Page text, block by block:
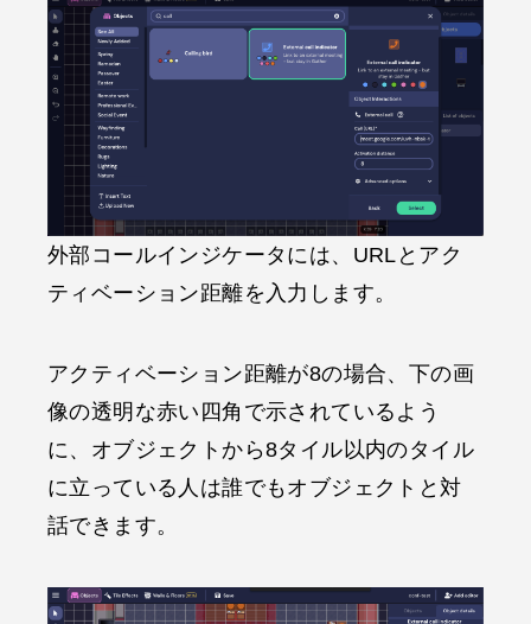
外部コールインジケータには、URLとアク
ティベーション距離を入力します。
アクティベーション距離が8の場合、下の画
像の透明な赤い四角で示されているよう
に、オブジェクトから8タイル以内のタイル
に立っている人は誰でもオブジェクトと対
話できます。